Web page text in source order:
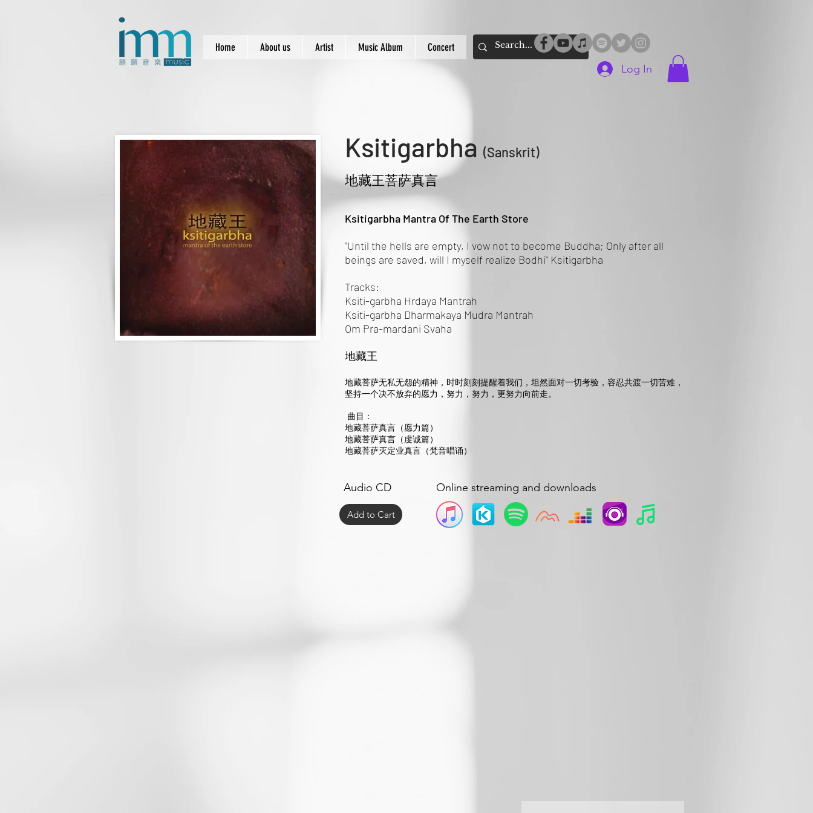
Home About us Artist Music Album Concert
Log In
Ksitigarbha (Sanskrit)
地藏王菩萨真言
Ksitigarbha Mantra Of The Earth Store
"Until the hells are empty, I vow not to become Buddha; Only after all
beings are saved, will I myself realize Bodhi" Ksitigarbha
Tracks:
Ksiti-garbha Hrdaya Mantrah
Ksiti-garbha Dharmakaya Mudra Mantrah
Om Pra-mardani Svaha
地藏王
地藏菩萨无私无怨的精神，时时刻刻提醒着我们，坦然面对一切考验，容忍共渡一切苦难，
坚持一个决不放弃的愿力，努力，努力，更努力向前走。
曲目：
地藏菩萨真言（愿力篇）
地藏菩萨真言（虔诚篇）
地藏菩萨灭定业真言（梵音唱诵）
Audio CD
Add to Cart
Online streaming and downloads